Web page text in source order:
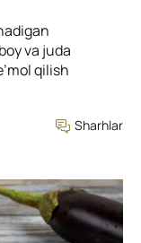
va juda
qilish
Sharhlar